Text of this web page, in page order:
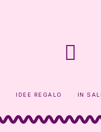
IDEE REGALO IN